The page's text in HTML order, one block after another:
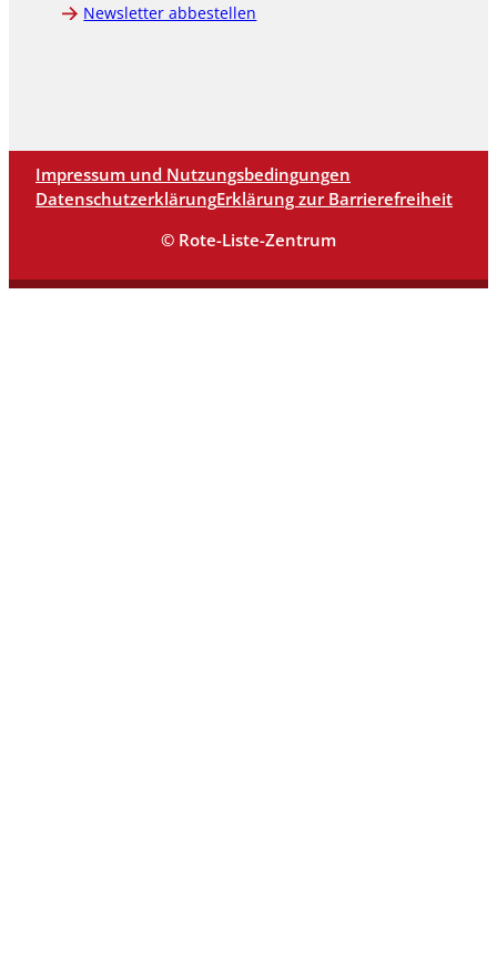
Newsletter abbestellen
Impressum und Nutzungsbedingungen
DatenschutzerklärungErklärung zur Barrierefreiheit
© Rote-Liste-Zentrum